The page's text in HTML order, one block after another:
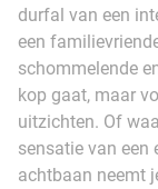
durfal van een
een
schommelende
kop gaat, maar
uitzichten. Of
sensatie van een
achtbaan neemt